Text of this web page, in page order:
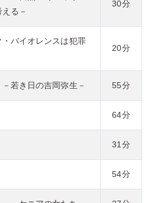
る－
30分
・バイオレンスは犯罪
20分
若き日の吉岡弥生－ 55分
64分
31分
54分